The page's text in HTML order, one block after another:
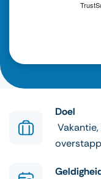
Doel
Vakantie,